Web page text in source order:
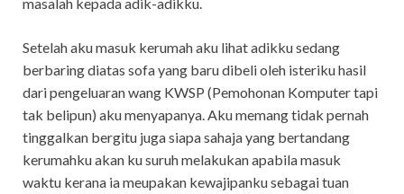
Setelah aku masuk kerumah aku lihat adikku sedang
berbaring diatas sofa yang baru dibeli oleh isteriku hasil
dari pengeluaran wang KWSP (Pemohonan Komputer tapi
tak belipun) aku menyapanya. Aku memang tidak pernah
tinggalkan bergitu juga siapa sahaja yang bertandang
kerumahku akan ku suruh melakukan apabila masuk
waktu kerana ia meupakan kewajipanku sebagai tuan